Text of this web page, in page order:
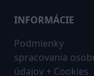
INFORMÁCIE
Podmienky
spracovania
údajov + Cookies